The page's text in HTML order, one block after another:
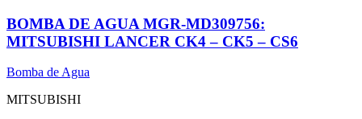
BOMBA DE AGUA MGR-MD309756:
MITSUBISHI LANCER CK4 – CK5 – CS6
Bomba de Agua
MITSUBISHI